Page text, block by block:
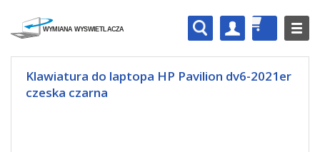
Klawiatura do laptopa HP Pavilion dv6-2021er
czeska czarna